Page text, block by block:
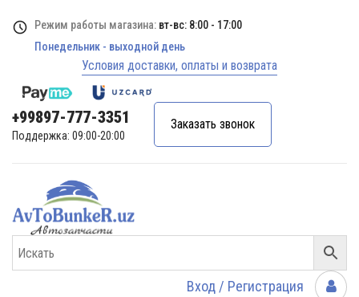
Режим работы магазина: вт-вс: 8:00 - 17:00
Понедельник - выходной день
Условия доставки, оплаты и возврата
+99897-777-3351
Поддержка: 09:00-20:00
Заказать звонок
Вход / Регистрация